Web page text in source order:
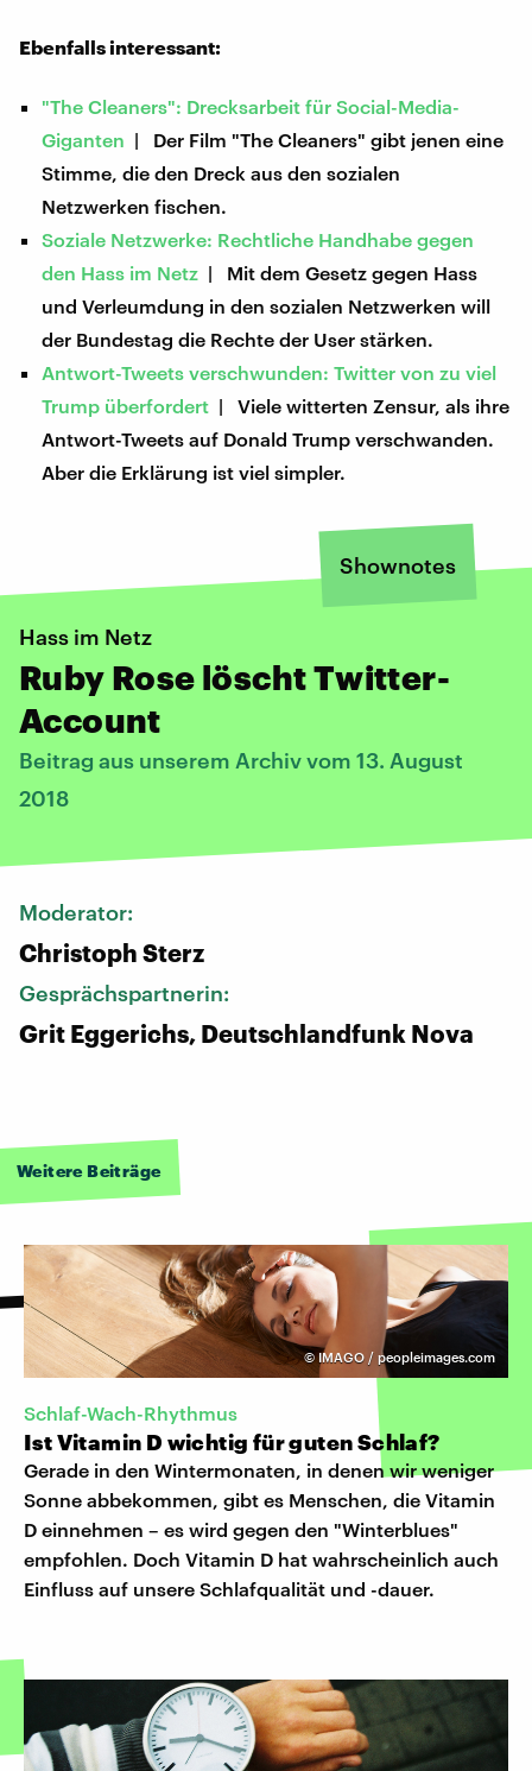
Ebenfalls interessant:
"The Cleaners": Drecksarbeit für Social-Media-
Giganten | Der Film "The Cleaners" gibt jenen eine
Stimme, die den Dreck aus den sozialen
Netzwerken fischen.
Soziale Netzwerke: Rechtliche Handhabe gegen
den Hass im Netz | Mit dem Gesetz gegen Hass
und Verleumdung in den sozialen Netzwerken will
der Bundestag die Rechte der User stärken.
Antwort-Tweets verschwunden: Twitter von zu viel
Trump überfordert | Viele witterten Zensur, als ihre
Antwort-Tweets auf Donald Trump verschwanden.
Aber die Erklärung ist viel simpler.
Shownotes
Hass im Netz
Ruby Rose löscht Twitter-
Account
Beitrag aus unserem Archiv vom 13. August
2018
Moderator:
Christoph Sterz
Gesprächspartnerin:
Grit Eggerichs, Deutschlandfunk Nova
Weitere Beiträge
©IMAGO / peopleimages.com
Schlaf-Wach-Rhythmus
Ist Vitamin D wichtig für guten Schlaf?
Gerade in den Wintermonaten, in denen wir weniger
Sonne abbekommen, gibt es Menschen, die Vitamin
D einnehmen – es wird gegen den "Winterblues"
empfohlen. Doch Vitamin D hat wahrscheinlich auch
Einfluss auf unsere Schlafqualität und -dauer.